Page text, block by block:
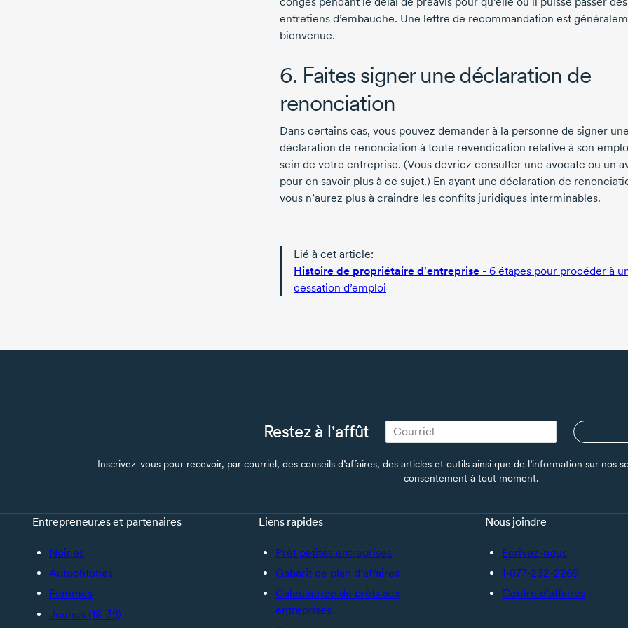
entretiens d’embauche. Une lettre de recommandation est
bienvenue.
6. Faites signer une déclaration de
renonciation
Dans certains cas, vous pouvez demander à la personne de signer une
déclaration de renonciation à toute revendication relative à son
sein de votre entreprise. (Vous devriez consulter une avocate ou un
pour en savoir plus à ce sujet.) En ayant une déclaration de
vous n’aurez plus à craindre les conflits juridiques interminables.
Lié à cet article:
Histoire de propriétaire d'entreprise - 6 étapes pour procéder à
cessation d’emploi
Restez à l'affût
Inscrivez-vous pour recevoir, par courriel, des conseils d’affaires, des articles et outils ainsi que de l’information sur nos
consentement à tout moment.
Entrepreneur.es et partenaires
Noir.es
Autochtones
Femmes
Jeunes (18-39)
Liens rapides
Prêt petites entreprises
Gabarit de plan d’affaires
Calculatrice de prêts aux
entreprises
Nous joindre
Écrivez-nous
1-877-232-2269
Centre d’affaires